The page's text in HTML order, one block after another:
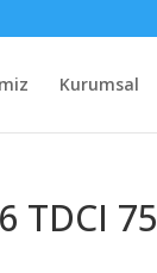
Kurumsal
TDCI 75